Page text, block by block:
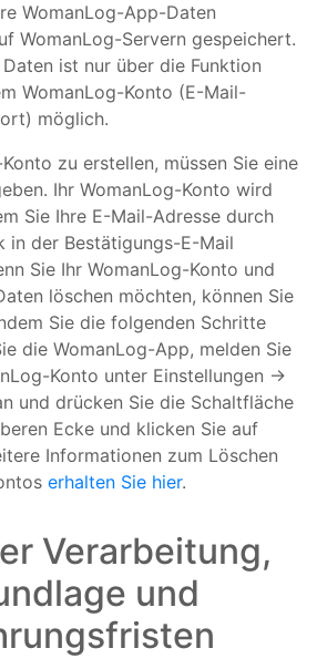
WomanLog-App-Daten
WomanLog-Servern gespeichert.
ist nur über die Funktion
WomanLog-Konto (E-Mail-
möglich.
zu erstellen, müssen Sie eine
Ihr WomanLog-Konto wird
Sie Ihre E-Mail-Adresse durch
in der Bestätigungs-E-Mail
Sie Ihr WomanLog-Konto und
löschen möchten, können Sie
Sie die folgenden Schritte
die WomanLog-App, melden Sie
Konto unter Einstellungen ->
und drücken Sie die Schaltfläche
Ecke und klicken Sie auf
Informationen zum Löschen
erhalten Sie hier.
Verarbeitung,
und